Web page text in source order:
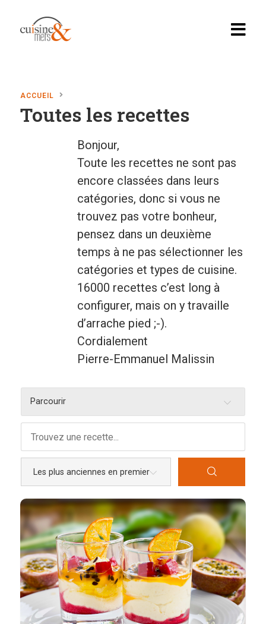
Accueil
Recettes
Apéritif, brunch…
Desserts
Diabete
En vedette
Entrées
Légumes
Pains
Plats
Sans gluten
Sans lactose
Sauces et accompagnements
Végétarien
Viandes
Pratique
Mesures conversions
ACCUEIL
Toutes les recettes
Bonjour,
Toute les recettes ne sont pas
encore classées dans leurs
catégories, donc si vous ne
trouvez pas votre bonheur,
pensez dans un deuxième
temps à ne pas sélectionner les
catégories et types de cuisine.
16000 recettes c’est long à
configurer, mais on y travaille
d’arrache pied ;-).
Cordialement
Pierre-Emmanuel Malissin
Parcourir